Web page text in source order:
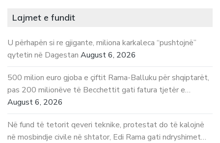
Lajmet e fundit
U përhapën si re gjigante, miliona karkaleca “pushtojnë”
qytetin në Dagestan August 6, 2026
500 milion euro gjoba e çiftit Rama-Balluku për shqiptarët,
pas 200 milionëve të Becchettit gati fatura tjetër e…
August 6, 2026
Në fund të tetorit qeveri teknike, protestat do të kalojnë
në mosbindje civile në shtator, Edi Rama gati ndryshimet…